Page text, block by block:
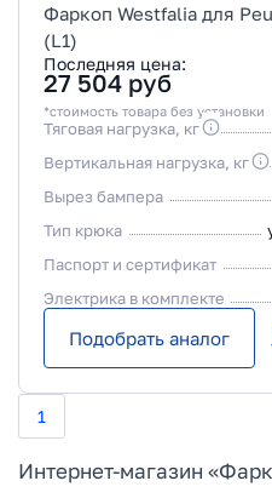
Фаркоп Westfalia для
(L1)
Последняя цена:
27 504 руб
*стоимость товара без установки
Тяговая нагрузка, кг
Вертикальная нагрузка, кг
Вырез бампера
Тип крюка
Паспорт и сертификат
Электрика в комплекте
Подобрать аналог
1
Интернет-магазин